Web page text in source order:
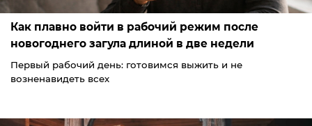
Как плавно войти в рабочий режим после
новогоднего загула длиной в две недели
Первый рабочий день: готовимся выжить и не
возненавидеть всех